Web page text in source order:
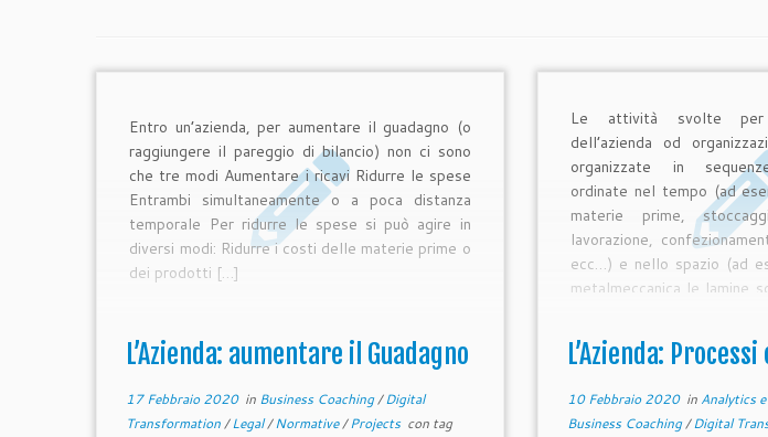
Entro un’azienda, per aumentare il guadagno (o
raggiungere il pareggio di bilancio) non ci sono
che tre modi Aumentare i ricavi Ridurre le spese
Entrambi simultaneamente o a poca distanza
temporale Per ridurre le spese si può agire in
diversi modi: Ridurre i costi delle materie prime o
dei prodotti […]
L’Azienda: aumentare il Guadagno
17 Febbraio 2020in Business Coaching/Digital
Transformation/Legal/Normative/Projects con tag
Le attività svolte per
dell’azienda od
organizzate in
ordinate nel tempo (ad
materie prime,
lavorazione,
ecc…) e nello spazio (ad
metalmeccanica le lamine
L’Azienda:
10 Febbraio 2020in Analytics
Business Coaching/Digital